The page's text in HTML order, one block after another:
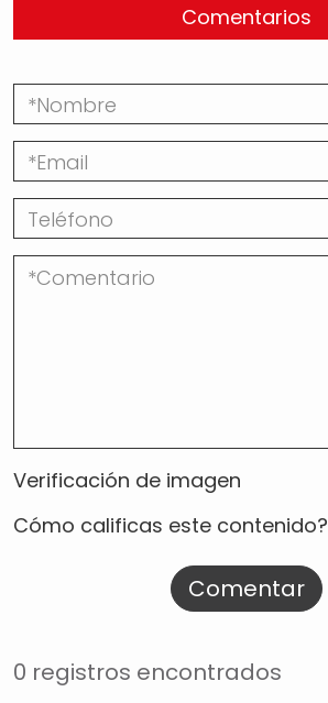
Comentarios
Verificación de imagen
Cómo calificas este contenido?
Comentar
0 registros encontrados